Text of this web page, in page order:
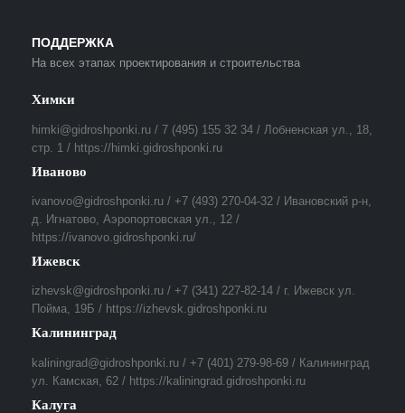
ПОДДЕРЖКА
На всех этапах проектирования и строительства
Химки
himki@gidroshponki.ru / 7 (495) 155 32 34 / Лобненская ул., 18,
стр. 1 / https://himki.gidroshponki.ru
Иваново
ivanovo@gidroshponki.ru / +7 (493) 270-04-32 / Ивановский р-н,
д. Игнатово, Аэропортовская ул., 12 /
https://ivanovo.gidroshponki.ru/
Ижевск
izhevsk@gidroshponki.ru / +7 (341) 227-82-14 / г. Ижевск ул.
Пойма, 19Б / https://izhevsk.gidroshponki.ru
Калининград
kaliningrad@gidroshponki.ru / +7 (401) 279-98-69 / Калининград
ул. Камская, 62 / https://kaliningrad.gidroshponki.ru
Калуга